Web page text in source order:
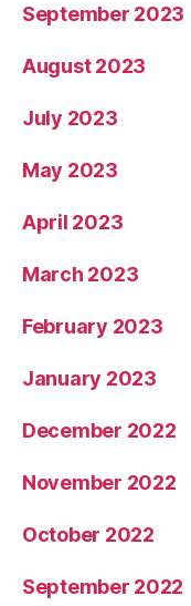
September 2023
August 2023
July 2023
May 2023
April 2023
March 2023
February 2023
January 2023
December 2022
November 2022
October 2022
September 2022